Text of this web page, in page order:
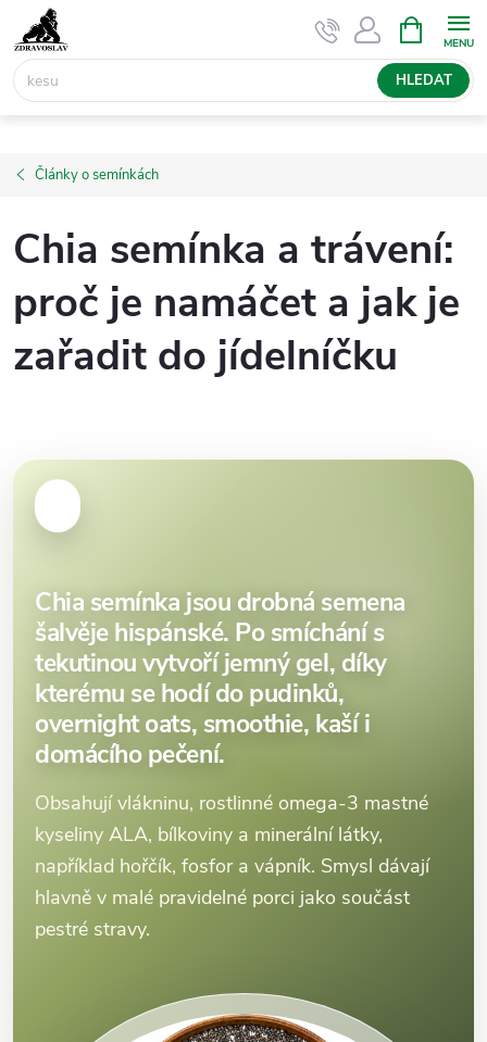
na
obsah
HLEDAT
NÁKUPNÍ
KOŠÍK
Články o semínkách
Chia semínka a trávení:
proč je namáčet a jak je
zařadit do jídelníčku
Chia semínka jsou drobná semena
šalvěje hispánské. Po smíchání s
tekutinou vytvoří jemný gel, díky
kterému se hodí do pudinků,
overnight oats, smoothie, kaší i
domácího pečení.
Obsahují vlákninu, rostlinné omega-3 mastné
kyseliny ALA, bílkoviny a minerální látky,
například hořčík, fosfor a vápník. Smysl dávají
hlavně v malé pravidelné porci jako součást
pestré stravy.